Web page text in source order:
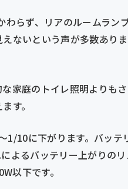
らず、リアのルームラン
ないという声が多数あり
家庭のトイレ照明よりも
す。
1/10に下がります。バッ
よるバッテリー上がりの
以下です。